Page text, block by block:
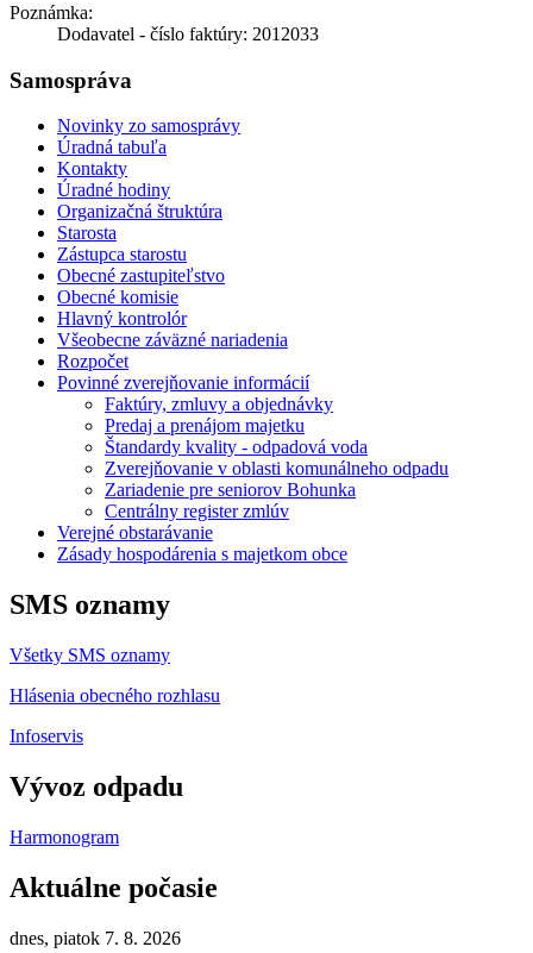
Poznámka:
Dodavatel - číslo faktúry: 2012033
Samospráva
Novinky zo samosprávy
Úradná tabuľa
Kontakty
Úradné hodiny
Organizačná štruktúra
Starosta
Zástupca starostu
Obecné zastupiteľstvo
Obecné komisie
Hlavný kontrolór
Všeobecne záväzné nariadenia
Rozpočet
Povinné zverejňovanie informácií
Faktúry, zmluvy a objednávky
Predaj a prenájom majetku
Štandardy kvality - odpadová voda
Zverejňovanie v oblasti komunálneho odpadu
Zariadenie pre seniorov Bohunka
Centrálny register zmlúv
Verejné obstarávanie
Zásady hospodárenia s majetkom obce
SMS oznamy
Všetky SMS oznamy
Hlásenia obecného rozhlasu
Infoservis
Vývoz odpadu
Harmonogram
Aktuálne počasie
dnes, piatok 7. 8. 2026